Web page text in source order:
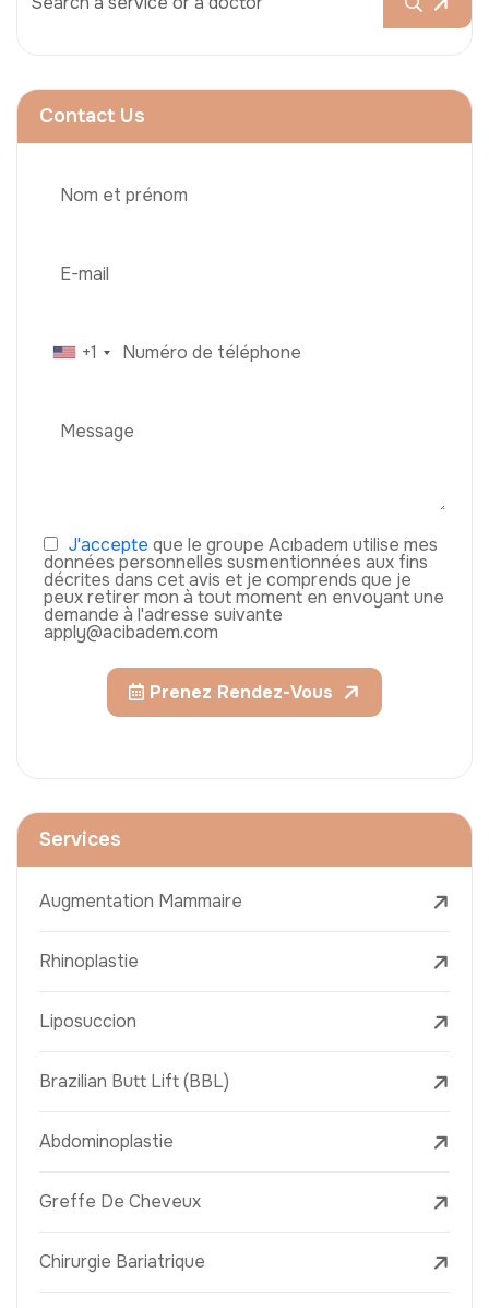
Contact Us
+1
J'accepte que le groupe Acıbadem utilise mes
données personnelles susmentionnées aux fins
décrites dans cet avis et je comprends que je
peux retirer mon à tout moment en envoyant une
demande à l'adresse suivante
apply@acibadem.com
Prenez Rendez-Vous
Services
Augmentation Mammaire
Rhinoplastie
Liposuccion
Brazilian Butt Lift (BBL)
Abdominoplastie
Greffe De Cheveux
Chirurgie Bariatrique